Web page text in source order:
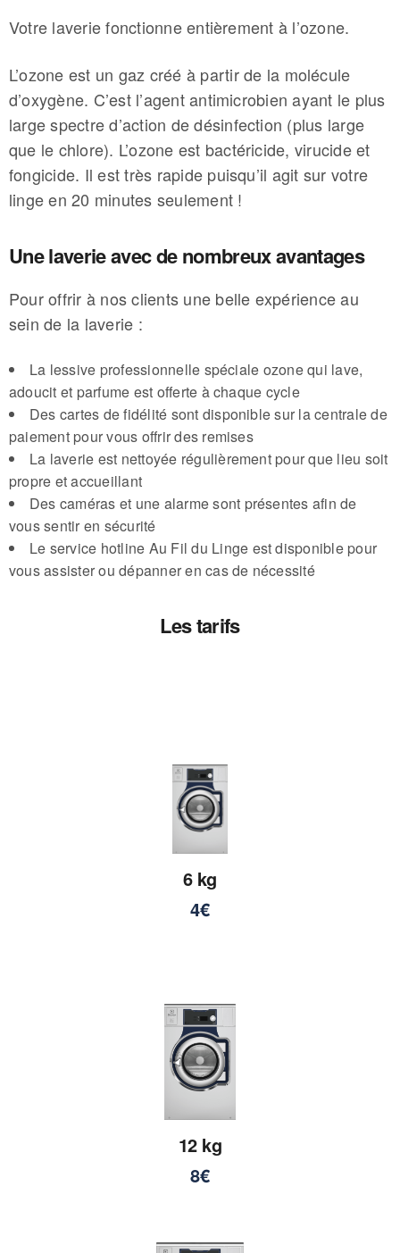
Votre laverie fonctionne entièrement à l’ozone.
L’ozone est un gaz créé à partir de la molécule
d’oxygène. C’est l’agent antimicrobien ayant le plus
large spectre d’action de désinfection (plus large
que le chlore). L’ozone est bactéricide, virucide et
fongicide. Il est très rapide puisqu’il agit sur votre
linge en 20 minutes seulement !
Une laverie avec de nombreux avantages
Pour offrir à nos clients une belle expérience au
sein de la laverie :
La lessive professionnelle spéciale ozone qui lave,
adoucit et parfume est offerte à chaque cycle
Des cartes de fidélité sont disponible sur la centrale de
paiement pour vous offrir des remises
La laverie est nettoyée régulièrement pour que lieu soit
propre et accueillant
Des caméras et une alarme sont présentes afin de
vous sentir en sécurité
Le service hotline Au Fil du Linge est disponible pour
vous assister ou dépanner en cas de nécessité
Les tarifs
6 kg
4€
12 kg
8€